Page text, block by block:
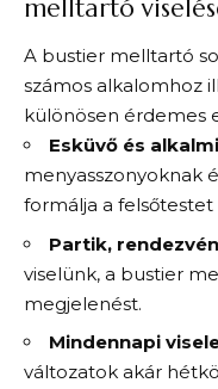
melltartó
A bustier melltartó
számos alkalomhoz
különösen érdemes
Esküvő és
menyasszonyoknak
formálja a felsőtestet
Partik,
viselünk, a bustier
megjelenést.
Mindennapi
változatok akár